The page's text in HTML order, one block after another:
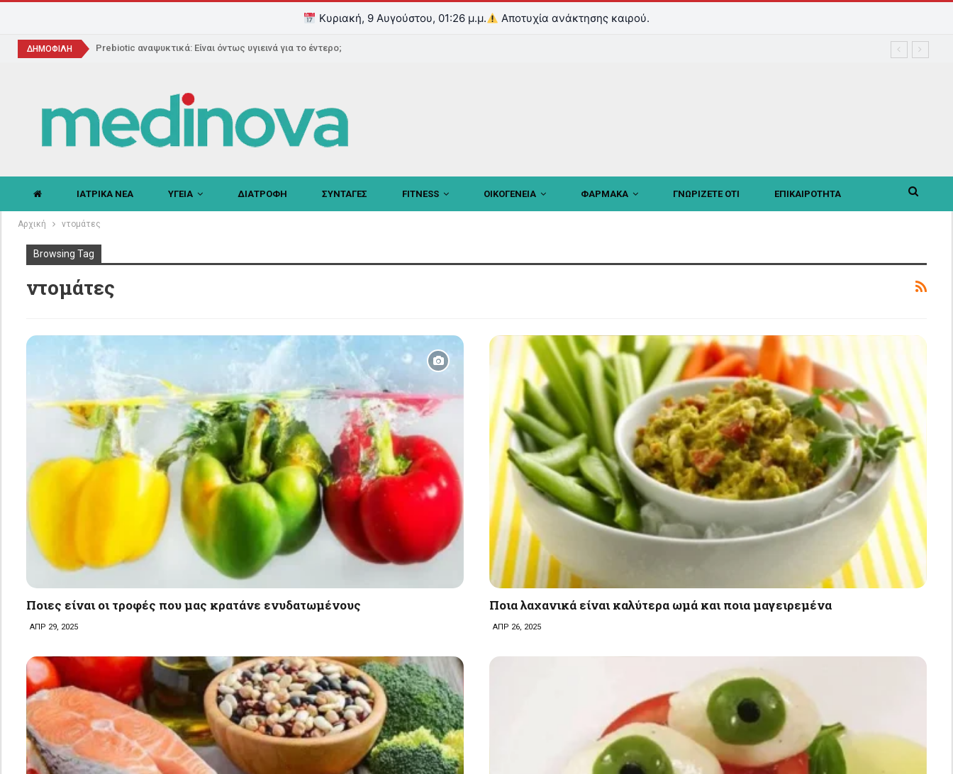
Κυριακή, 9 Αυγούστου, 01:26 μ.μ. Αποτυχία ανάκτησης καιρού.
ΔΗΜΟΦΙΛΗ Prebiotic αναψυκτικά: Είναι όντως υγιεινά για το έντερο;
ΙΑΤΡΙΚΑ ΝΕΑ ΥΓΕΙΑ ΔΙΑΤΡΟΦΗ ΣΥΝΤΑΓΕΣ FITNESS ΟΙΚΟΓΕΝΕΙΑ ΦΑΡΜΑΚΑ ΓΝΩΡΙΖΕΤΕ ΟΤΙ ΕΠΙΚΑΙΡΟΤΗΤΑ
Αρχική ντομάτες
Browsing Tag
ντομάτες
Ποιες είναι οι τροφές που μας κρατάνε ενυδατωμένους
ΑΠΡ 29, 2025
Ποια λαχανικά είναι καλύτερα ωμά και ποια μαγειρεμένα
ΑΠΡ 26, 2025